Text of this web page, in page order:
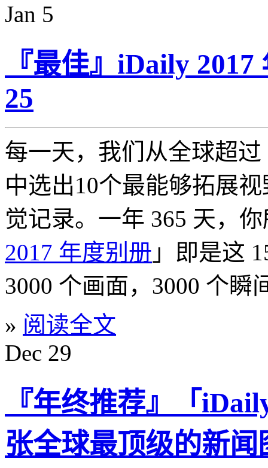
Jan 5
『最佳』iDaily
25
每一天，我们从全球超过
中选出10个最能够拓展
觉记录。一年 365 天，
2017 年度别册 」即是这
3000 个画面，3000 个瞬
» 阅读全文
Dec 29
『年终推荐』「
张全球最顶级的新闻